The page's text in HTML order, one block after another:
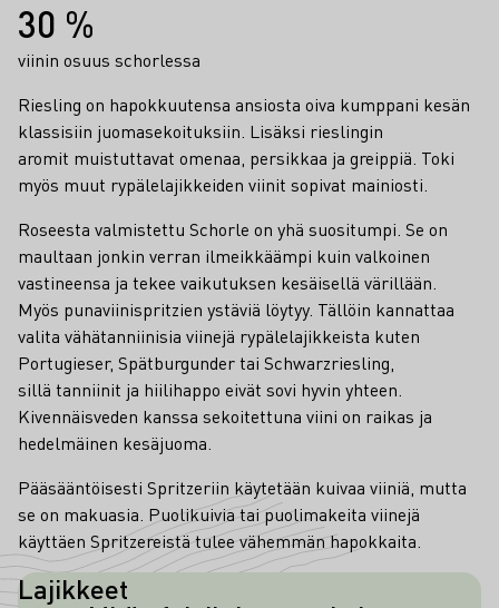
30 %
viinin osuus schorlessa
Riesling on hapokkuutensa ansiosta oiva kumppani kesän
klassisiin juomasekoituksiin. Lisäksi rieslingin
aromit muistuttavat omenaa, persikkaa ja greippiä. Toki
myös muut rypälelajikkeiden viinit sopivat mainiosti.
Roseesta valmistettu Schorle on yhä suositumpi. Se on
maultaan jonkin verran ilmeikkäämpi kuin valkoinen
vastineensa ja tekee vaikutuksen kesäisellä värillään.
Myös punaviinispritzien ystäviä löytyy. Tällöin kannattaa
valita vähätanniinisia viinejä rypälelajikkeista kuten
Portugieser, Spätburgunder tai Schwarzriesling,
sillä tanniinit ja hiilihappo eivät sovi hyvin yhteen.
Kivennäisveden kanssa sekoitettuna viini on raikas ja
hedelmäinen kesäjuoma.
Pääsääntöisesti Spritzeriin käytetään kuivaa viiniä, mutta
se on makuasia. Puolikuivia tai puolimakeita viinejä
käyttäen Spritzereistä tulee vähemmän hapokkaita.
Lajikkeet